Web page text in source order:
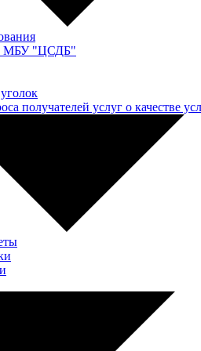
МБУ "ЦСДБ"
получателей услуг о качестве